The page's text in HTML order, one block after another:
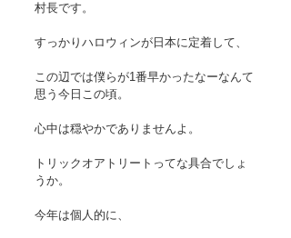
村長です。
すっかりハロウィンが日本に定着して、
この辺では僕らが1番早かったなーなんて
思う今日この頃。
心中は穏やかでありませんよ。
トリックオアトリートってな具合でしょ
うか。
今年は個人的に、